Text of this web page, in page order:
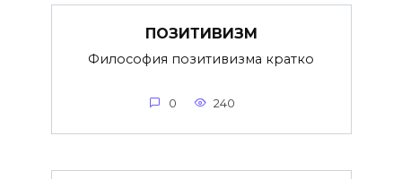
ПОЗИТИВИЗМ
Философия позитивизма кратко
0 240